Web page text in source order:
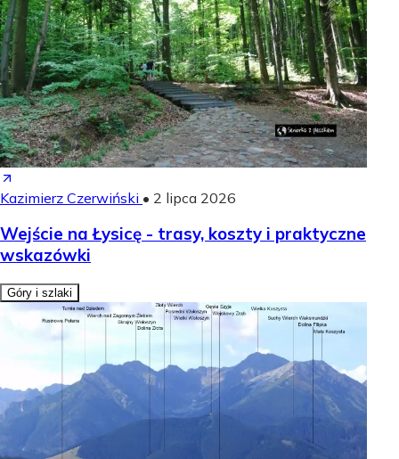
Kazimierz Czerwiński • 2 lipca 2026
Wejście na Łysicę - trasy, koszty i praktyczne
wskazówki
Góry i szlaki